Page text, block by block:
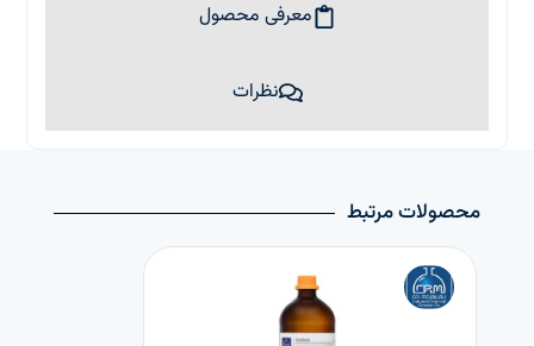
معرفی محصول
نظرات
محصولات مرتبط